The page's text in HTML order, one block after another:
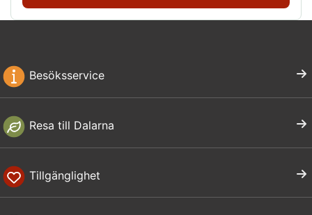
Besöksservice
Resa till Dalarna
Tillgänglighet